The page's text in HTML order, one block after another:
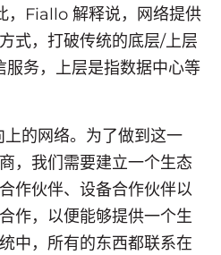
，Fiallo 解释说，网络提供
式，打破传统的底层/上层
服务，上层是指数据中心等
的网络。为了做到这一
，我们需要建立一个生态
作伙伴、设备合作伙伴以
作，以便能够提供一个生
中，所有的东西都联系在